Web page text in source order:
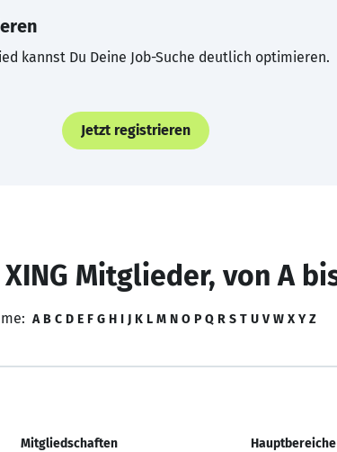
kannst Du Deine Job-Suche deutlich optimieren.
Jetzt registrieren
Mitglieder, von A
A B C D E F G H I J K L M N O P Q R S T U V W X Y Z
Mitgliedschaften Hauptbereiche